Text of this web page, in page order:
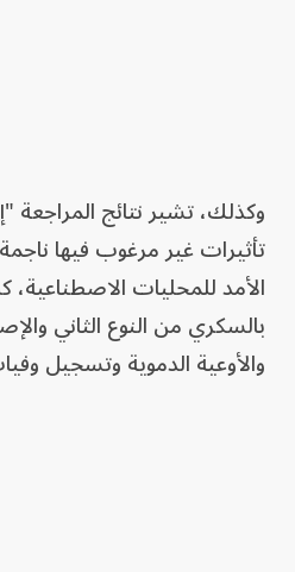
وكذلك، تشير نتائج المراجعة
تأثيرات غير مرغوب فيها
الأمد للمحليات الاصطناعية،
بالسكري من النوع الثاني
والأوعية الدموية وتسجيل